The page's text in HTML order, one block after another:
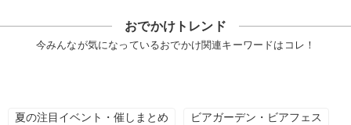
おでかけトレンド
今みんなが気になっているおでかけ関連キーワードはコレ！
夏の注目イベント・催しまとめ ビアガーデン・ビアフェス